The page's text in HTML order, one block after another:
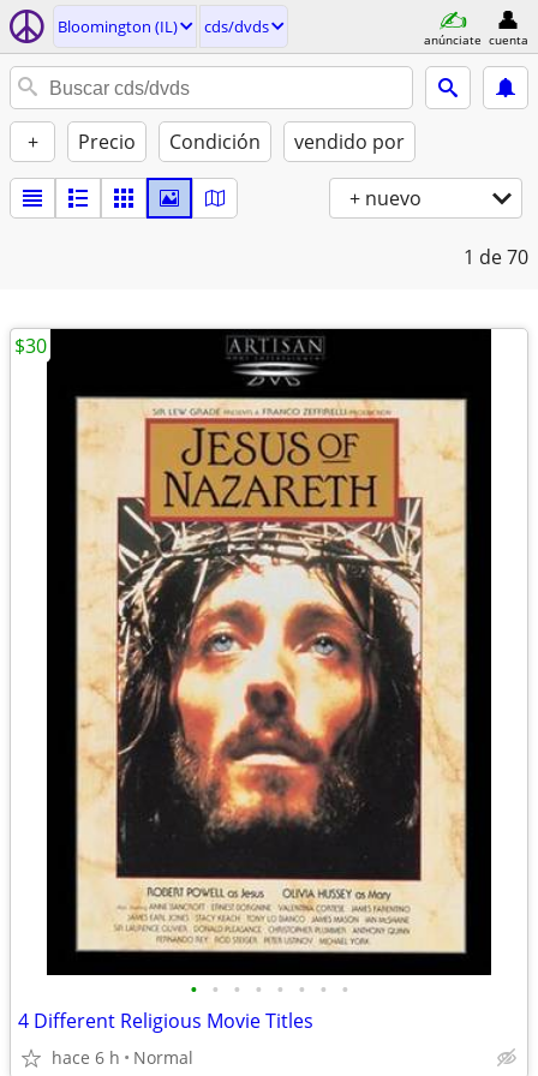
Bloomington (IL) cds/dvds
anúnciate cuenta
+ Precio Condición vendido por
+ nuevo
1 de 70
• • • • • • • •
4 Different Religious Movie Titles
hace 6 h Normal
$30